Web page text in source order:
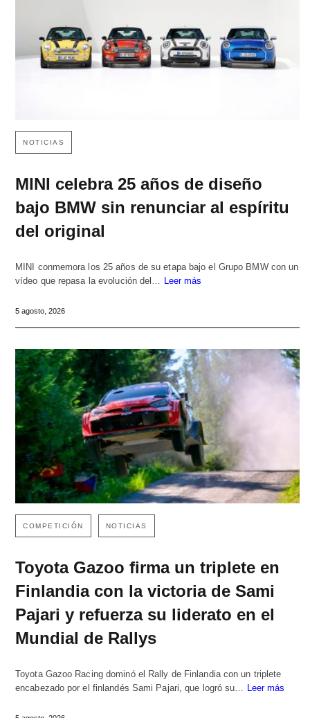
NOTICIAS
MINI celebra 25 años de diseño
bajo BMW sin renunciar al espíritu
del original
MINI conmemora los 25 años de su etapa bajo el Grupo BMW con un
vídeo que repasa la evolución del… Leer más
5 agosto, 2026
COMPETICIÓN NOTICIAS
Toyota Gazoo firma un triplete en
Finlandia con la victoria de Sami
Pajari y refuerza su liderato en el
Mundial de Rallys
Toyota Gazoo Racing dominó el Rally de Finlandia con un triplete
encabezado por el finlandés Sami Pajari, que logró su… Leer más